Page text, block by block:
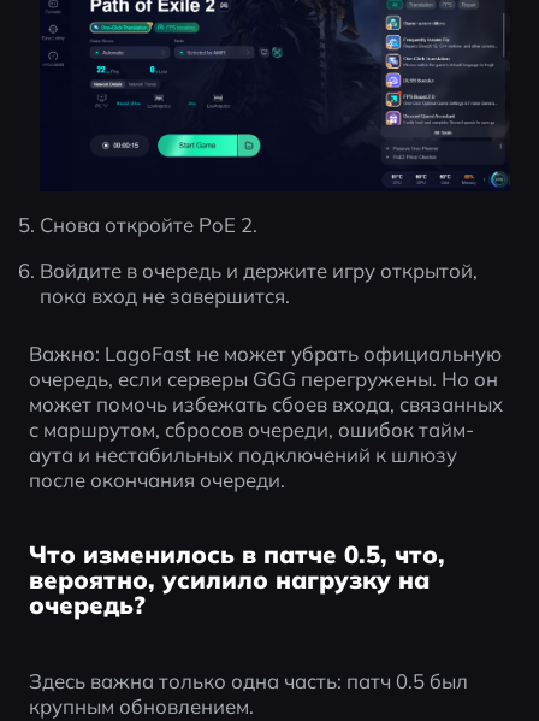
Снова откройте PoE 2.
Войдите в очередь и держите игру открытой,
пока вход не завершится.
Важно: LagoFast не может убрать официальную
очередь, если серверы GGG перегружены. Но он
может помочь избежать сбоев входа, связанных
с маршрутом, сбросов очереди, ошибок тайм-
аута и нестабильных подключений к шлюзу
после окончания очереди.
Что изменилось в патче 0.5, что,
вероятно, усилило нагрузку на
очередь?
Здесь важна только одна часть: патч 0.5 был
крупным обновлением.